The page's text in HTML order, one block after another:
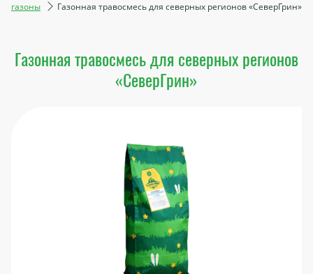
газоны
Газонная травосмесь для северных регионов «СеверГрин»
Газонная травосмесь для северных регионов
«СеверГрин»